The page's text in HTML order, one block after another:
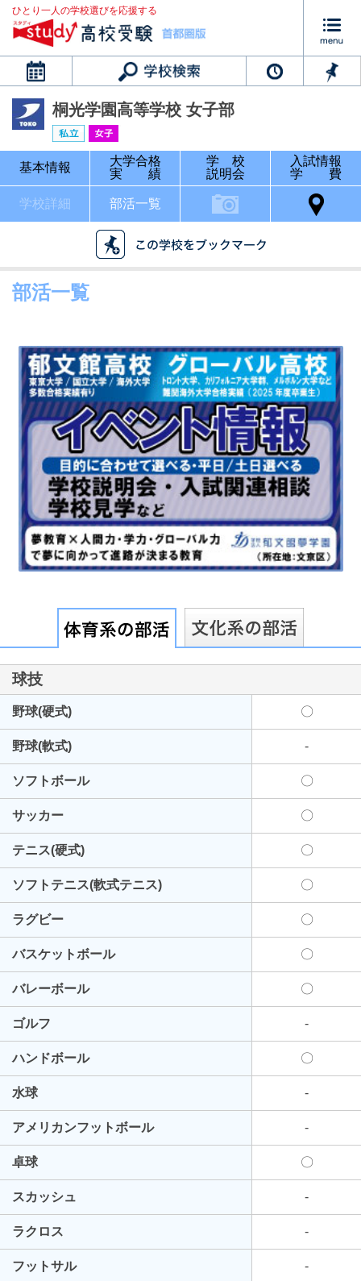
ひとり一人の学校選びを応援する
カレンダー
最近見た学校
桐光学園高等学校 女子部
ブックマークした学校
ブックマークした学校はありません
桐光学園高等学校 女子部
基本情報
大学合格
実 績
学 校
説明会
入試情報
学 費
学校詳細 部活一覧
部活一覧
球技
野球(硬式) 〇
野球(軟式) -
ソフトボール 〇
サッカー 〇
テニス(硬式) 〇
ソフトテニス(軟式テニス) 〇
ラグビー 〇
バスケットボール 〇
バレーボール 〇
ゴルフ -
ハンドボール 〇
水球 -
アメリカンフットボール -
卓球 〇
スカッシュ -
ラクロス -
フットサル -